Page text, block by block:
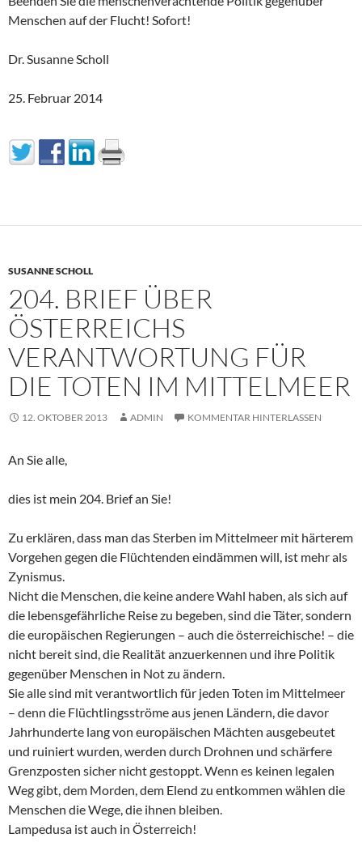
Menschen auf der Flucht! Sofort!
Dr. Susanne Scholl
25. Februar 2014
SUSANNE SCHOLL
204. BRIEF ÜBER
ÖSTERREICHS
VERANTWORTUNG FÜR
DIE TOTEN IM MITTELMEER
12. OKTOBER 2013 ADMIN KOMMENTAR HINTERLASSEN
An Sie alle,
dies ist mein 204. Brief an Sie!
Zu erklären, dass man das Sterben im Mittelmeer mit härterem
Vorgehen gegen die Flüchtenden eindämmen will, ist mehr als
Zynismus.
Nicht die Menschen, die keine andere Wahl haben, als sich auf
die lebensgefährliche Reise zu begeben, sind die Täter, sondern
die europäischen Regierungen – auch die österreichische! – die
nicht bereit sind, die Realität anzuerkennen und ihre Politik
gegenüber Menschen in Not zu ändern.
Sie alle sind mit verantwortlich für jeden Toten im Mittelmeer
– denn die Flüchtlingsströme aus jenen Ländern, die davor
Jahrhunderte lang von europäischen Mächten ausgebeutet
und ruiniert wurden, werden durch Drohnen und schärfere
Grenzposten sicher nicht gestoppt. Wenn es keinen legalen
Weg gibt, dem Morden, dem Elend zu entkommen wählen die
Menschen die Wege, die ihnen bleiben.
Lampedusa ist auch in Österreich!